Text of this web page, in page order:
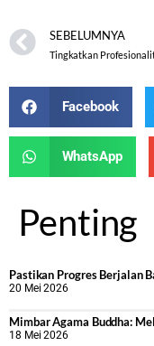
SEBELUMNYA
Facebook
WhatsApp
Penting
Pastikan Progres Berjalan
20 Mei 2026
Mimbar Agama Buddha:
18 Mei 2026